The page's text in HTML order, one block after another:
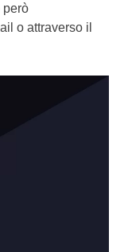
però
o attraverso il